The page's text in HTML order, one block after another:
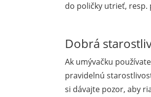
do poličky utrieť, resp.
Dobrá
Ak umývačku
pravidelnú
si dávajte pozor, aby